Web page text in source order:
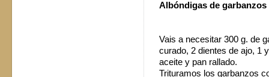
Albóndigas de garbanzos
Vais a necesitar 300 g. de
curado, 2 dientes de ajo, 1
aceite y pan rallado.
Trituramos los garbanzos